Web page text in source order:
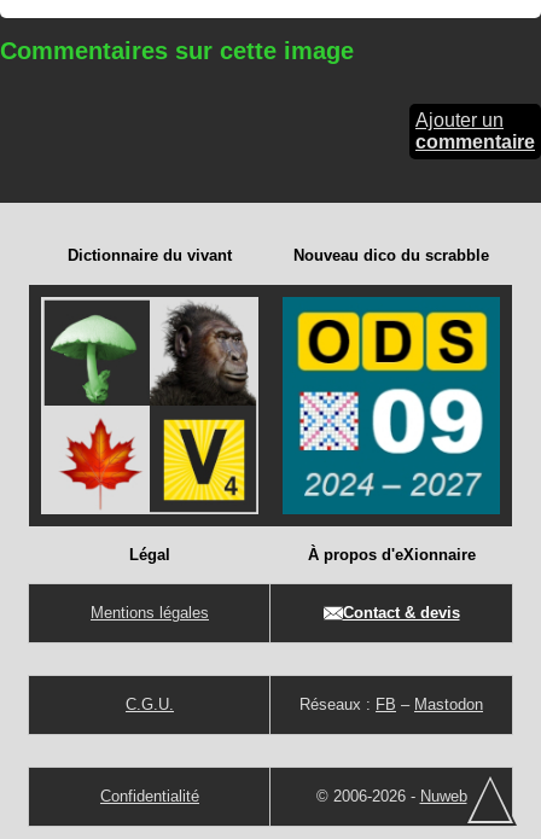
Commentaires sur cette image
Ajouter un
commentaire
Dictionnaire du vivant Nouveau dico du scrabble
Légal
Mentions légales
C.G.U.
Confidentialité
À propos d'eXionnaire
Contact & devis
Réseaux : FB – Mastodon
© 2006-2026 - Nuweb